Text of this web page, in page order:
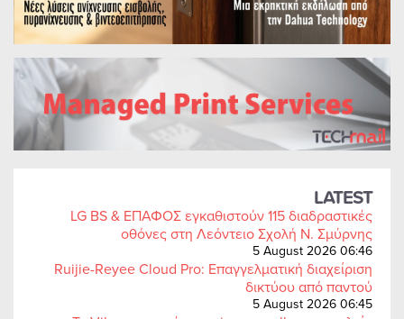
LATEST
LG BS & ΕΠΑΦΟΣ εγκαθιστούν 115 διαδραστικές
οθόνες στη Λεόντειο Σχολή Ν. Σμύρνης
5 August 2026 06:46
Ruijie-Reyee Cloud Pro: Επαγγελματική διαχείριση
δικτύου από παντού
5 August 2026 06:45